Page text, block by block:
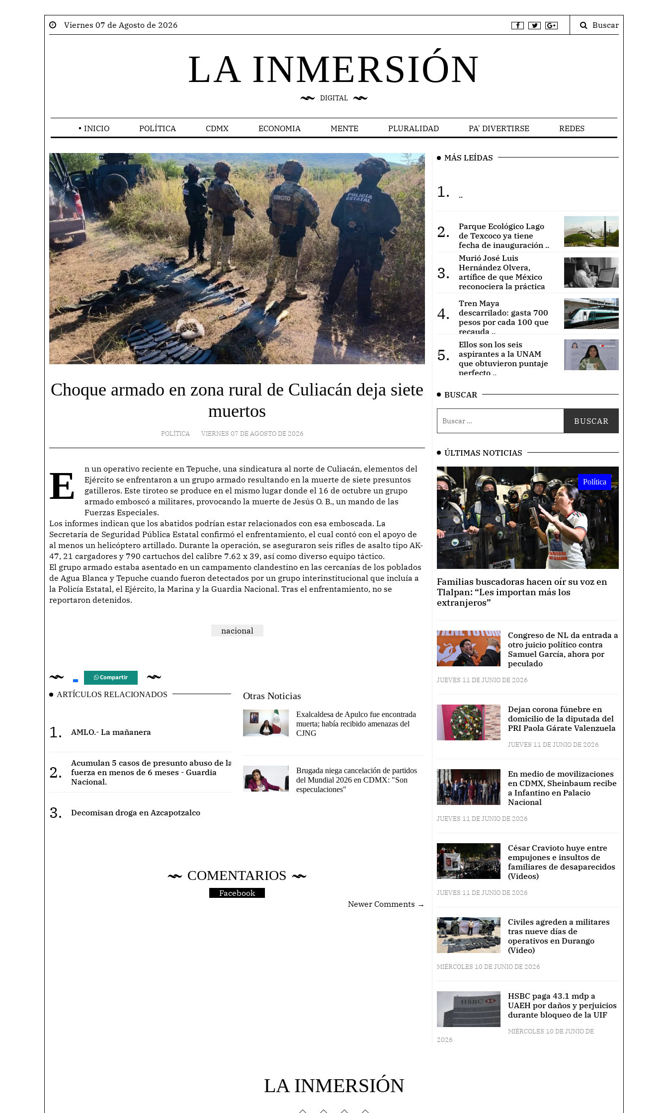
Viernes 07 de Agosto de 2026 Buscar
LA INMERSIÓN
DIGITAL
INICIO POLÍTICA CDMX ECONOMIA MENTE PLURALIDAD PA' DIVERTIRSE REDES
Choque armado en zona rural de Culiacán deja siete
muertos
POLÍTICA VIERNES 07 DE AGOSTO DE 2026
En un operativo reciente en Tepuche, una sindicatura al norte de Culiacán, elementos del
Ejército se enfrentaron a un grupo armado resultando en la muerte de siete presuntos
gatilleros. Este tiroteo se produce en el mismo lugar donde el 16 de octubre un grupo
armado emboscó a militares, provocando la muerte de Jesús O. B., un mando de las
Fuerzas Especiales.
Los informes indican que los abatidos podrían estar relacionados con esa emboscada. La
Secretaría de Seguridad Pública Estatal confirmó el enfrentamiento, el cual contó con el apoyo de
al menos un helicóptero artillado. Durante la operación, se aseguraron seis rifles de asalto tipo AK-
47, 21 cargadores y 790 cartuchos del calibre 7.62 x 39, así como diverso equipo táctico.
El grupo armado estaba asentado en un campamento clandestino en las cercanías de los poblados
de Agua Blanca y Tepuche cuando fueron detectados por un grupo interinstitucional que incluía a
la Policía Estatal, el Ejército, la Marina y la Guardia Nacional. Tras el enfrentamiento, no se
reportaron detenidos.
nacional
Compartir
ARTÍCULOS RELACIONADOS
1. AMLO.- La mañanera
2.
Acumulan 5 casos de presunto abuso de la
fuerza en menos de 6 meses - Guardia
Nacional.
3. Decomisan droga en Azcapotzalco
Otras Noticias
Exalcaldesa de Apulco fue encontrada
muerta; había recibido amenazas del
CJNG
Brugada niega cancelación de partidos
del Mundial 2026 en CDMX: "Son
especulaciones"
COMENTARIOS
Facebook
Newer Comments →
MÁS LEÍDAS
1. ..
2.
Parque Ecológico Lago
de Texcoco ya tiene
fecha de inauguración ..
3.
Murió José Luis
Hernández Olvera,
artífice de que México
reconociera la práctica
4.
Tren Maya
descarrilado: gasta 700
pesos por cada 100 que
recauda ..
5.
Ellos son los seis
aspirantes a la UNAM
que obtuvieron puntaje
perfecto ..
BUSCAR
ÚLTIMAS NOTICIAS
Política
Familias buscadoras hacen oír su voz en
Tlalpan: “Les importan más los
extranjeros”
Congreso de NL da entrada a
otro juicio político contra
Samuel García, ahora por
peculado
JUEVES 11 DE JUNIO DE 2026
Dejan corona fúnebre en
domicilio de la diputada del
PRI Paola Gárate Valenzuela
JUEVES 11 DE JUNIO DE 2026
En medio de movilizaciones
en CDMX, Sheinbaum recibe
a Infantino en Palacio
Nacional
JUEVES 11 DE JUNIO DE 2026
César Cravioto huye entre
empujones e insultos de
familiares de desaparecidos
(Videos)
JUEVES 11 DE JUNIO DE 2026
Civiles agreden a militares
tras nueve días de
operativos en Durango
(Video)
MIÉRCOLES 10 DE JUNIO DE 2026
HSBC paga 43.1 mdp a
UAEH por daños y perjuicios
durante bloqueo de la UIF
MIÉRCOLES 10 DE JUNIO DE
2026
LA INMERSIÓN